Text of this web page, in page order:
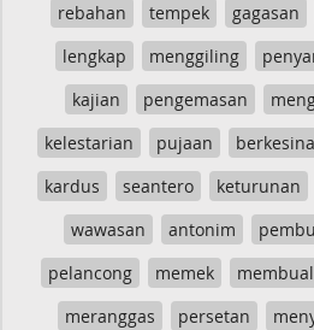
rebahan tempek gagasan
lengkap
menggiling
kajian
pengemasan
kelestarian
pujaan
kardus
seantero keturunan
wawasan
antonim
pelancong
memek membual
meranggas
persetan